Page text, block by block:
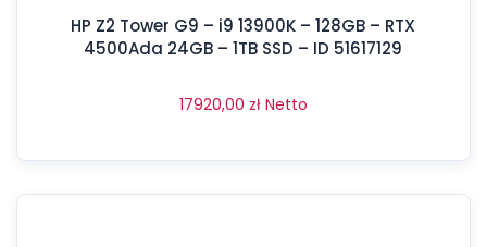
HP Z2 Tower G9 – i9 13900K – 128GB – RTX
4500Ada 24GB – 1TB SSD – ID 51617129
17920,00 zł Netto